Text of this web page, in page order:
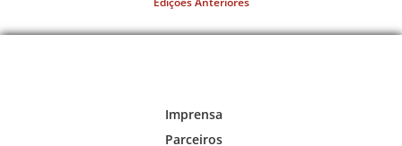
Imprensa
Parceiros